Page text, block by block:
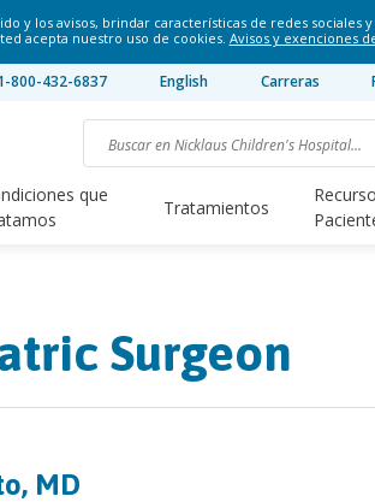
y los avisos, brindar características de redes sociales
acepta nuestro uso de cookies. Avisos y exenciones
800-432-6837 English Carreras
que
Tratamientos
Surgeon
MD